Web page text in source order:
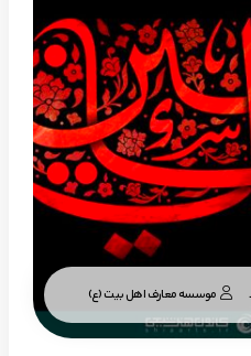
موسسه معارف اهل بیت (ع)